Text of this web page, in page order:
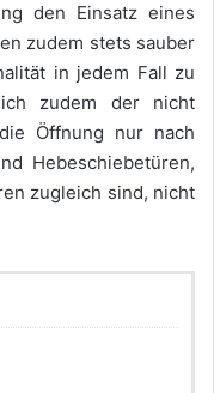
den Einsatz eines
zudem stets sauber
in jedem Fall zu
zudem der nicht
Öffnung nur nach
Hebeschiebetüren,
zugleich sind, nicht